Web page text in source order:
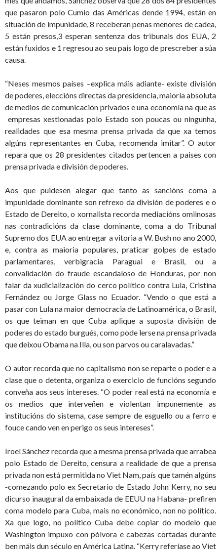
que pasaron polo Cumio das Américas dende 1994, están en
situación de impunidade, 8 receberan penas menores de cadea,
5 están presos,3 esperan sentenza dos tribunais dos EUA, 2
están fuxidos e 1 regresou ao seu pais logo de prescreber a súa
causa.
“Neses mesmos países –explica máis adiante- existe división
de poderes, eleccións directas da presidencia, maioría absoluta
de medios de comunicación privados e una economía na que as
empresas xestionadas polo Estado son poucas ou ningunha,
realidades que esa mesma prensa privada da que xa temos
algúns representantes en Cuba, recomenda imitar”. O autor
repara que os 28 presidentes citados pertencen a paises con
prensa privada e división de poderes.
Aos que puidesen alegar que tanto as sancións coma a
impunidade dominante son refrexo da división de poderes e o
Estado de Dereito, o xornalista recorda mediacións omiinosas
nas contradicións da clase dominante, coma a do Tribunal
Supremo dos EUA ao entregar a vitoria a W. Bush no ano 2000,
e, contra as maioria populares, praticar golpes de estado
parlamentares, verbigracia Paraguai e Brasil, ou a
convalidación do fraude escandaloso de Honduras, por non
falar da xudicialización do cerco político contra Lula, Cristina
Fernández ou Jorge Glass no Ecuador. “Vendo o que está a
pasar con Lula na maior democracia de Latinoamérica, o Brasil,
os que teiman en que Cuba aplique a suposta división de
poderes do estado burgués, como pode lerse na prensa privada
que deixou Obama na Illa, ou son parvos ou caralavadas.”
O autor recorda que no capitalismo non se reparte o poder e a
clase que o detenta, organiza o exercicio de funcións segundo
conveña aos seus intereses. “O poder real está na economía e
os medios que interveñen e violentan impunemente as
institucións do sistema, case sempre de esguello ou a ferro e
fouce cando ven en perigo os seus intereses”.
Iroel Sánchez recorda que a mesma prensa privada que arrabea
polo Estado de Dereito, censura a realidade de que a prensa
privada non está permitida no Viet Nam, país que tamén algúns
-comezando polo ex Secretario de Estado John Kerry, no seu
dicurso inaugural da embaixada de EEUU na Habana- prefiren
coma modelo para Cuba, mais no económico, non no político.
Xa que logo, no político Cuba debe copiar do modelo que
Washington impuxo con pólvora e cabezas cortadas durante
ben máis dun século en América Latina. “Kerry referíase ao Viet